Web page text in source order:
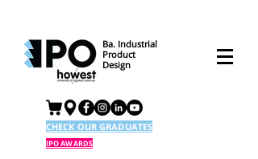
Ba. Industrial
Product
Design
CHECK OUR GRADUATES
IPO AWARDS